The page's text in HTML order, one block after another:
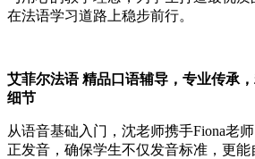
在法语学习道路上稳步前行。
艾菲尔法语 精品口语辅导，专业传承
细节
从语音基础入门，沈老师携手Fiona老
正发音，确保学生不仅发音标准，更